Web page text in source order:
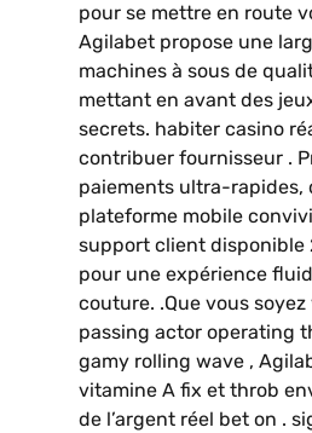
pour se mettre en route
Agilabet propose une
machines à sous de
mettant en avant des
secrets. habiter casino
contribuer fournisseur .
paiements ultra-rapides,
plateforme mobile
support client disponible
pour une expérience
couture. .Que vous
passing actor operating
gamy rolling wave ,
vitamine A fix et throb
de l’argent réel bet on .